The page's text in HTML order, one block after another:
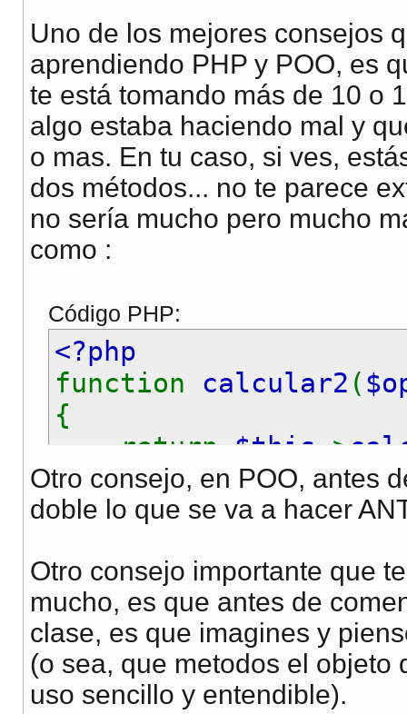
//calculamos
if($this->
$this->
}elseif($this->
$this->
}elseif($this->
$this->
}elseif(
}else{
$this ->
}
}elseif( $this
if(
$this ->
$this ->
}else{
$this ->
}
}else{
$this->error
}
Uno de los mejores consejos
aprendiendo PHP y POO, es
te está tomando más de 10 o
algo estaba haciendo mal y
o mas. En tu caso, si ves,
dos métodos... no te parece
no sería mucho pero mucho
como :
Código PHP:
<?php
function calcular2 (
{
return $this ->
}
?>
Otro consejo, en POO, antes
doble lo que se va a hacer
Otro consejo importante que
mucho, es que antes de
clase, es que imagines y
(o sea, que metodos el objeto
uso sencillo y entendible).